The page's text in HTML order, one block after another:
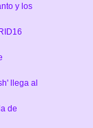
y los
llega al
de